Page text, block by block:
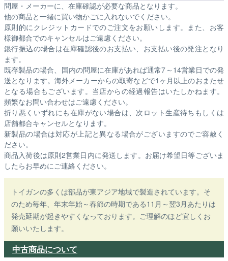
問屋・メーカーに、在庫確認が必要な商品となります。
他の商品と一緒に買い物かごに入れないでください。
原則的にクレジットカードでのご注文をお願いします。また、お客
様御都合でのキャンセルはご遠慮ください。
銀行振込の場合は在庫確認後のお支払い、お支払い後の発注となり
ます。
既存製品の場合、国内の問屋に在庫があれば通常7～14営業日での発
送となります。海外メーカーからの取寄などで1ヶ月以上のおまたせ
となる場合もございます。 当店からの経過報告はいたしかねます。
頻繁なお問い合わせはご遠慮ください。
折り悪くいずれにも在庫がない場合は、次ロット生産待ちもしくは
店舗都合キャンセルとなります。
新製品の場合は対応が上記と異なる場合がございますのでご容赦く
ださい。
商品入荷後は原則2営業日内に発送します。お届け希望日等ございま
したらお早めにご連絡ください。
トイガンの多くは部品が東アジア地域で製造されています。そ
のため毎年、年末年始～春節の時期である11月～翌3月あたりは
発売延期が起きやすくなっております。ご理解のほど宜しくお
願いいたします。
中古商品について